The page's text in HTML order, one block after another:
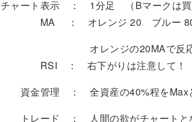
チャート表示 ： 1分足 （Bマークは買
MA ： オレンジ 20 ブルー 80
オレンジの20MAで反応する
RSI ： 右下がりは注意して！
資金管理 ： 全資産の40%程をMaxと
トレード ： 人間の欲がチャートとな